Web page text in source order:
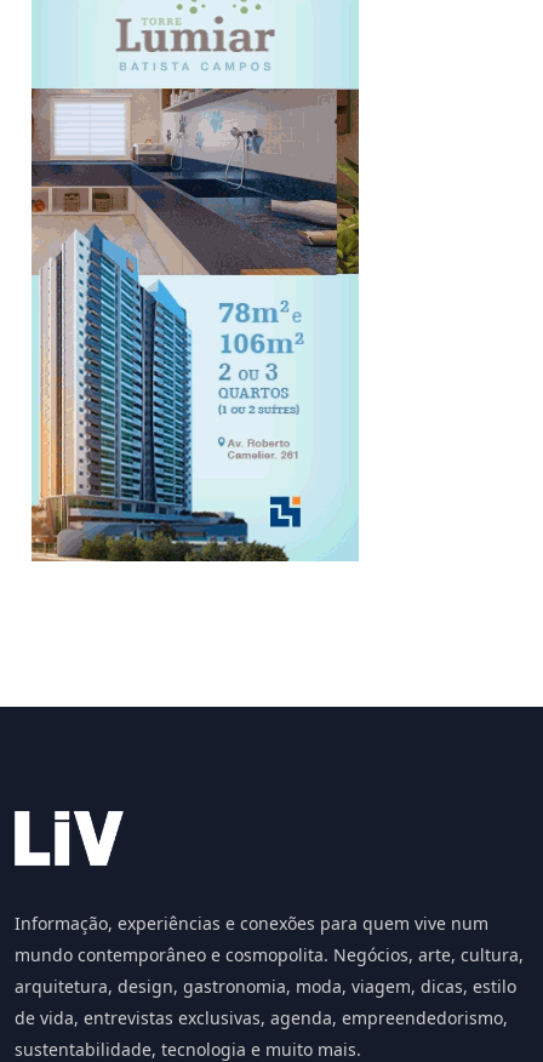
Informação, experiências e conexões para quem vive num
mundo contemporâneo e cosmopolita. Negócios, arte, cultura,
arquitetura, design, gastronomia, moda, viagem, dicas, estilo
de vida, entrevistas exclusivas, agenda, empreendedorismo,
sustentabilidade, tecnologia e muito mais.